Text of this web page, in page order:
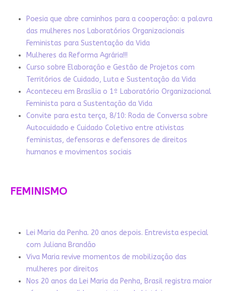
Poesia que abre caminhos para a cooperação: a palavra
das mulheres nos Laboratórios Organizacionais
Feministas para Sustentação da Vida
Mulheres da Reforma Agrária!!!
Curso sobre Elaboração e Gestão de Projetos com
Territórios de Cuidado, Luta e Sustentação da Vida
Aconteceu em Brasília o 1º Laboratório Organizacional
Feminista para a Sustentação da Vida
Convite para esta terça, 8/10: Roda de Conversa sobre
Autocuidado e Cuidado Coletivo entre ativistas
feministas, defensoras e defensores de direitos
humanos e movimentos sociais
FEMINISMO
Lei Maria da Penha. 20 anos depois. Entrevista especial
com Juliana Brandão
Viva Maria revive momentos de mobilização das
mulheres por direitos
Nos 20 anos da Lei Maria da Penha, Brasil registra maior